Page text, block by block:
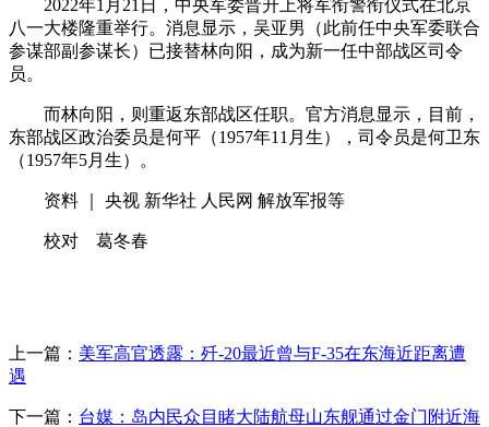
2022年1月21日，中央军委晋升上将军衔警衔仪式在北京
八一大楼隆重举行。消息显示，吴亚男（此前任中央军委联合
参谋部副参谋长）已接替林向阳，成为新一任中部战区司令
员。
而林向阳，则重返东部战区任职。官方消息显示，目前，
东部战区政治委员是何平（1957年11月生），司令员是何卫东
（1957年5月生）。
资料 ｜ 央视 新华社 人民网 解放军报等
校对 葛冬春
上一篇： 美军高官透露：歼-20最近曾与F-35在东海近距离遭
遇
下一篇： 台媒：岛内民众目睹大陆航母山东舰通过金门附近海